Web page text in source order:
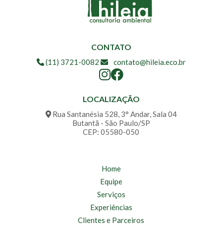
CONTATO
(11) 3721-0082 contato@hileia.eco.br
LOCALIZAÇÃO
Rua Santanésia 528, 3° Andar, Sala 04
Butantã - São Paulo/SP
CEP: 05580-050
Home
Equipe
Serviços
Experiências
Clientes e Parceiros